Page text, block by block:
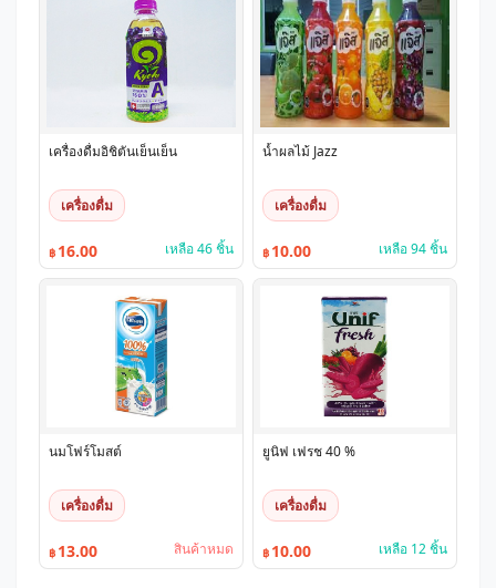
เครื่องดื่มอิชิตันเย็นเย็น
เครื่องดื่ม
฿ 16.00 เหลือ 46 ชิ้น
น้ำผลไม้ Jazz
เครื่องดื่ม
฿ 10.00 เหลือ 94 ชิ้น
นมโฟร์โมสต์
เครื่องดื่ม
฿ 13.00 สินค้าหมด
ยูนิฟ เฟรช 40 %
เครื่องดื่ม
฿ 10.00 เหลือ 12 ชิ้น